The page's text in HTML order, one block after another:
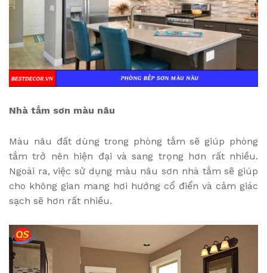
Nhà tắm sơn màu nâu
Màu nâu đất dùng trong phòng tắm sẽ giúp phòng
tắm trở nên hiện đại và sang trọng hơn rất nhiều.
Ngoài ra, việc sử dụng màu nâu sơn nhà tắm sẽ giúp
cho không gian mang hơi hướng cổ điển và cảm giác
sạch sẽ hơn rất nhiều.